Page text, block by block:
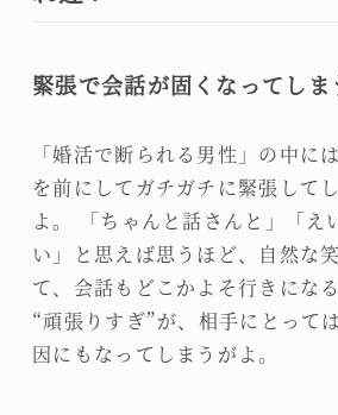
緊張で会話が固くなってしま
「婚活で断られる男性」の中に
を前にしてガチガチに緊張して
よ。 「ちゃんと話さんと」「え
い」と思えば思うほど、自然な
て、会話もどこかよそ行きにな
“頑張りすぎ”が、相手にとって
因にもなってしまうがよ。